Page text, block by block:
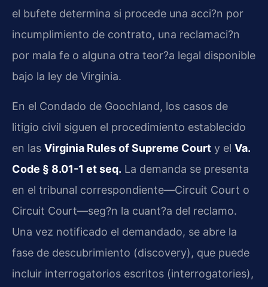
el bufete determina si procede una acci?n por
incumplimiento de contrato, una reclamaci?n
por mala fe o alguna otra teor?a legal disponible
bajo la ley de Virginia.
En el Condado de Goochland, los casos de
litigio civil siguen el procedimiento establecido
en las Virginia Rules of Supreme Court y el Va.
Code § 8.01-1 et seq. La demanda se presenta
en el tribunal correspondiente—Circuit Court o
Circuit Court—seg?n la cuant?a del reclamo.
Una vez notificado el demandado, se abre la
fase de descubrimiento (discovery), que puede
incluir interrogatorios escritos (interrogatories),